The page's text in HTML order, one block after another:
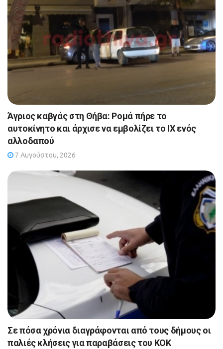
Άγριος καβγάς στη Θήβα: Ρομά πήρε το
αυτοκίνητο και άρχισε να εμβολίζει το ΙΧ ενός
αλλοδαπού
7 Αυγούστου, 2026
Σε πόσα χρόνια διαγράφονται από τους δήμους οι
παλιές κλήσεις για παραβάσεις του ΚΟΚ